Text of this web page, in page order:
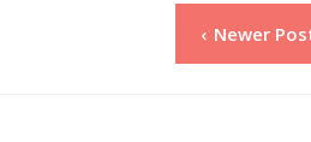
Seitennummerierung
Newer